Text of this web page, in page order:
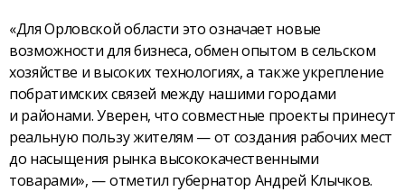
«Для Орловской области это означает новые
возможности для бизнеса, обмен опытом в сельском
хозяйстве и высоких технологиях, а также укрепление
побратимских связей между нашими городами
и районами. Уверен, что совместные проекты принесут
реальную пользу жителям — от создания рабочих мест
до насыщения рынка высококачественными
товарами», — отметил губернатор Андрей Клычков.